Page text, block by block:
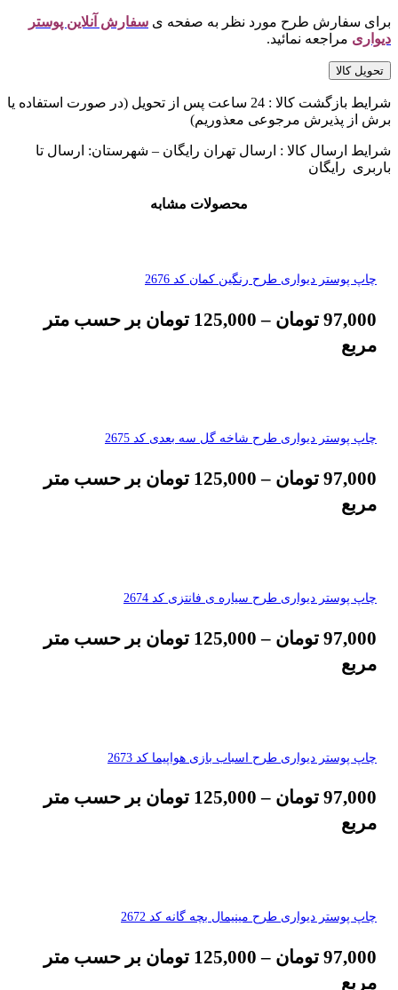
برای سفارش طرح مورد نظر به صفحه ی سفارش آنلاین پوستر
دیواری مراجعه نمائید.
تحویل کالا
شرایط بازگشت کالا : 24 ساعت پس از تحویل (در صورت استفاده یا
برش از پذیرش مرجوعی معذوریم)
شرایط ارسال کالا : ارسال تهران رایگان – شهرستان: ارسال تا
باربری رایگان
محصولات مشابه
چاپ پوستر دیواری طرح رنگین کمان کد 2676
97,000 تومان –
125,000 تومان بر حسب متر
مربع
چاپ پوستر دیواری طرح شاخه گل سه بعدی کد 2675
97,000 تومان –
125,000 تومان بر حسب متر
مربع
چاپ پوستر دیواری طرح سیاره ی فانتزی کد 2674
97,000 تومان –
125,000 تومان بر حسب متر
مربع
چاپ پوستر دیواری طرح اسباب بازی هواپیما کد 2673
97,000 تومان –
125,000 تومان بر حسب متر
مربع
چاپ پوستر دیواری طرح مینیمال بچه گانه کد 2672
97,000 تومان –
125,000 تومان بر حسب متر
مربع